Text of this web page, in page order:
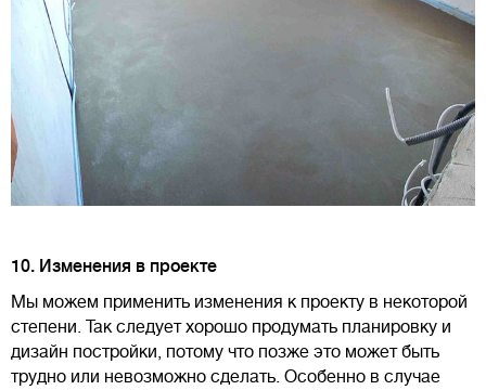
10. Изменения в проекте
Мы можем применить изменения к проекту в некоторой
степени. Так следует хорошо продумать планировку и
дизайн постройки, потому что позже это может быть
трудно или невозможно сделать. Особенно в случае